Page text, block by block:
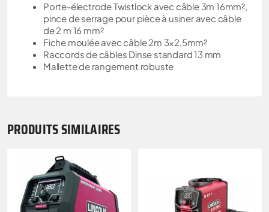
Porte-électrode Twistlock avec câble 3m 16mm²,
pince de serrage pour pièce à usiner avec câble
de 2 m 16 mm²
Fiche moulée avec câble 2m 3×2,5mm²
Raccords de câbles Dinse standard 13 mm
Mallette de rangement robuste
PRODUITS SIMILAIRES